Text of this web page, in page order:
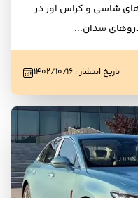
شاسی و کراس اور در
سدان...
تاریخ انتشار: ۱۴۰۲/۱۰/۱۶